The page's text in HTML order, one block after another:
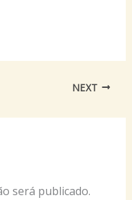
NEXT
será publicado.